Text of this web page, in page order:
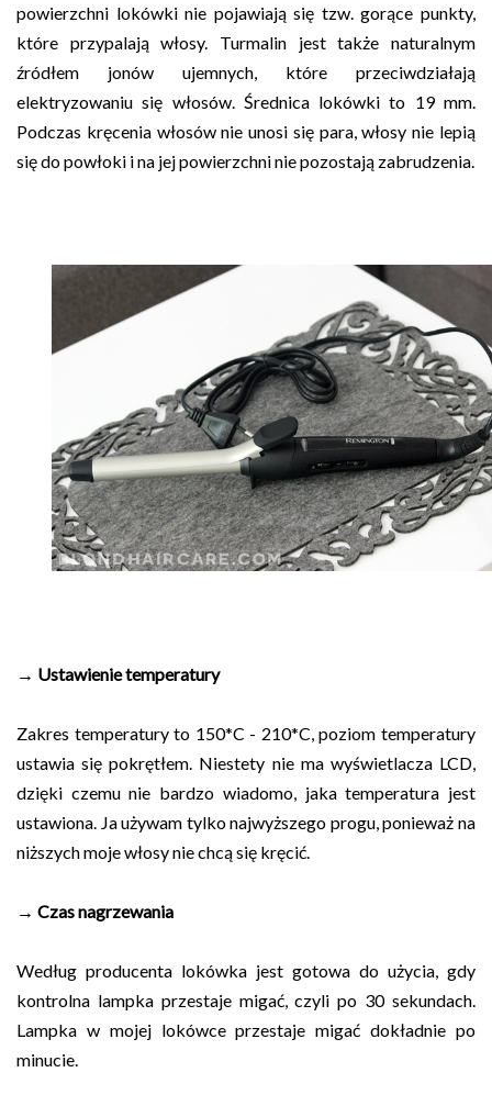
powierzchni lokówki nie pojawiają się tzw. gorące punkty,
które przypalają włosy. Turmalin jest także naturalnym
źródłem jonów ujemnych, które przeciwdziałają
elektryzowaniu się włosów. Średnica lokówki to 19 mm.
Podczas kręcenia włosów nie unosi się para, włosy nie lepią
się do powłoki i na jej powierzchni nie pozostają zabrudzenia.
→ Ustawienie temperatury
Zakres temperatury to 150*C - 210*C, poziom temperatury
ustawia się pokrętłem. Niestety nie ma wyświetlacza LCD,
dzięki czemu nie bardzo wiadomo, jaka temperatura jest
ustawiona. Ja używam tylko najwyższego progu, ponieważ na
niższych moje włosy nie chcą się kręcić.
→ Czas nagrzewania
Według producenta lokówka jest gotowa do użycia, gdy
kontrolna lampka przestaje migać, czyli po 30 sekundach.
Lampka w mojej lokówce przestaje migać dokładnie po
minucie.